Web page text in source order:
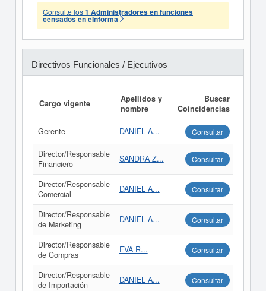
Consulte los1 Administradores en funciones
censados en eInforma
Directivos Funcionales / Ejecutivos
Cargo vigente
Apellidos y
nombre
Buscar
Coincidencias
Gerente DANIEL A... Consultar
Director/Responsable
Financiero
SANDRA Z... Consultar
Director/Responsable
Comercial
DANIEL A... Consultar
Director/Responsable
de Marketing
DANIEL A... Consultar
Director/Responsable
de Compras
EVA R... Consultar
Director/Responsable
de Importación
DANIEL A... Consultar